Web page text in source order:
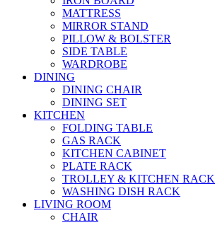
MATTRESS
MIRROR STAND
PILLOW & BOLSTER
SIDE TABLE
WARDROBE
DINING
DINING CHAIR
DINING SET
KITCHEN
FOLDING TABLE
GAS RACK
KITCHEN CABINET
PLATE RACK
TROLLEY & KITCHEN RACK
WASHING DISH RACK
LIVING ROOM
CHAIR